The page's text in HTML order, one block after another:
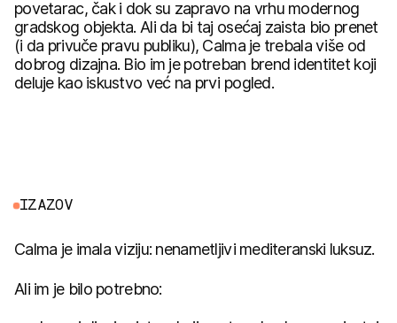
povetarac, čak i dok su zapravo na vrhu modernog
gradskog objekta. Ali da bi taj osećaj zaista bio prenet
(i da privuče pravu publiku), Calma je trebala više od
dobrog dizajna. Bio im je potreban brend identitet koji
deluje kao iskustvo već na prvi pogled.
IZAZOV
Calma je imala viziju: nenametljivi mediteranski luksuz.
Ali im je bilo potrebno: